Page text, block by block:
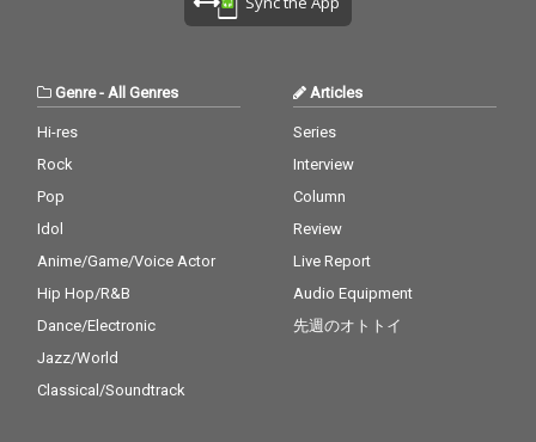
Genre-All Genres
Hi-res
Rock
Pop
Idol
Anime/Game/Voice Actor
Hip Hop/R&B
Dance/Electronic
Jazz/World
Classical/Soundtrack
Articles
Series
Interview
Column
Review
Live Report
Audio Equipment
先週のオトトイ